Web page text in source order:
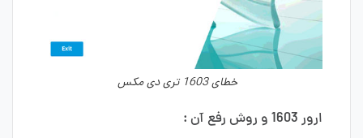
خطای 1603 تری دی مکس
ارور 1603 و روش رفع آن :